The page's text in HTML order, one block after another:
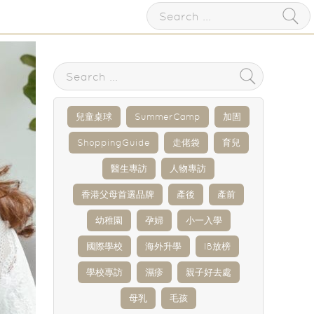
兒童桌球 SummerCamp 加固
ShoppingGuide 走佬袋 育兒
醫生專訪 人物專訪
香港父母首選品牌 產後 產前
幼稚園 孕婦 小一入學
國際學校 海外升學 IB放榜
學校專訪 濕疹 親子好去處
母乳 毛孩